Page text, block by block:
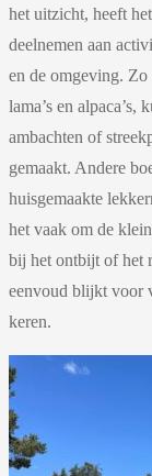
het uitzicht, heeft
deelnemen aan
en de omgeving.
lama’s en
ambachten of
gemaakt. Andere
huisgemaakte
het vaak om de
bij het ontbijt of het
eenvoud blijkt voor
keren.